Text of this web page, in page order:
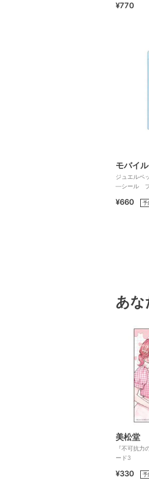
¥770
モバイ
ジュエルペ
―シール
¥660 予
あな
美松堂
『不可抗力
ード3
¥330 予